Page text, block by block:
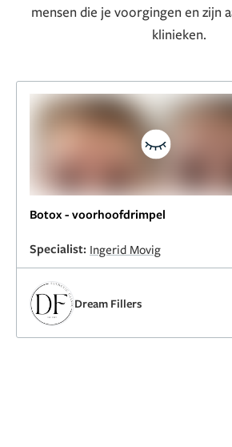
mensen die je voorgingen en zijn
klinieken.
Botox - voorhoofdrimpel
Specialist: Ingerid Movig
Dream Fillers